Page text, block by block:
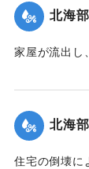
｜固有コード:
北海
家屋が流出し
｜固有コード:
北海
住宅の倒壊に